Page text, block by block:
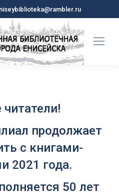
продолжает
с книгами-
2021 года.
50 лет